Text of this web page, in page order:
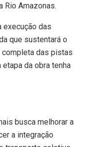
Rio Amazonas.
execução das
que sustentará o
completa das pistas
da obra tenha
busca melhorar a
a integração